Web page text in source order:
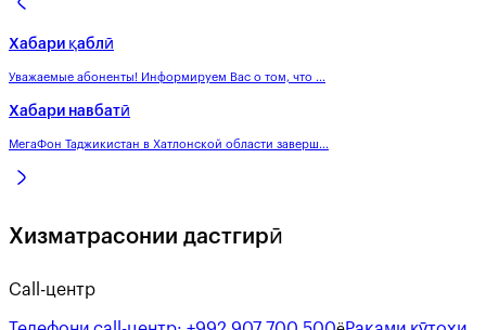
Хабари қаблӣ
Уважаемые абоненты! Информируем Вас о том, что ...
Хабари навбатӣ
МегаФон Таджикистан в Хатлонской области заверш...
Хизматрасонии дастгирӣ
Call-центр